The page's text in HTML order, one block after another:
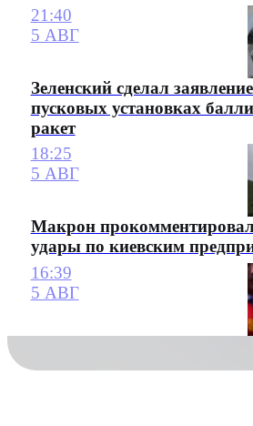
21:40
5 АВГ
Зеленский сделал
пусковых установках
ракет
18:25
5 АВГ
Макрон
удары по киевским
16:39
5 АВГ